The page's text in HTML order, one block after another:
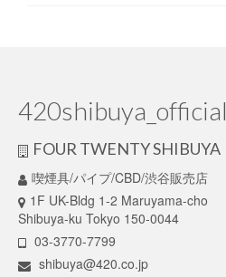
420shibuya_official
FOUR TWENTY SHIBUYA
喫煙具/パイプ/CBD/渋谷販売店
1F UK-Bldg 1-2 Maruyama-cho
Shibuya-ku Tokyo 150-0044
03-3770-7799
shibuya@420.co.jp